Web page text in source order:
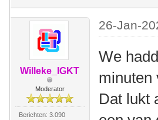
Willeke_IGKT
Moderator
Berichten: 3.090
26-Jan-
We
minuten
Dat lukt